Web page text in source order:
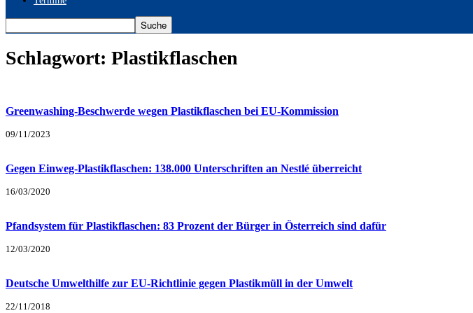
Schlagwort: Plastikflaschen
Greenwashing-Beschwerde wegen Plastikflaschen bei EU-Kommission
09/11/2023
Gegen Einweg-Plastikflaschen: 138.000 Unterschriften an Nestlé überreicht
16/03/2020
Pfandsystem für Plastikflaschen: 83 Prozent der Bürger in Österreich sind dafür
12/03/2020
Deutsche Umwelthilfe zur EU-Richtlinie gegen Plastikmüll in der Umwelt
22/11/2018